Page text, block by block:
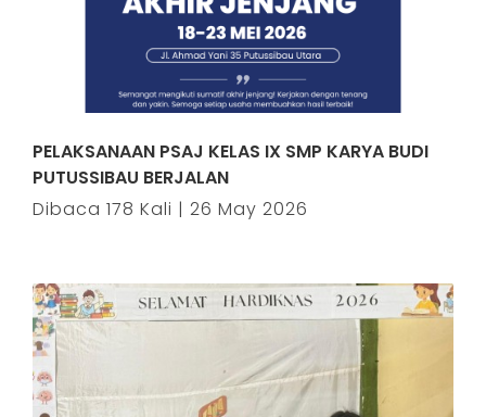
PELAKSANAAN PSAJ KELAS IX SMP KARYA BUDI
PUTUSSIBAU BERJALAN
Dibaca 178 Kali | 26 May 2026